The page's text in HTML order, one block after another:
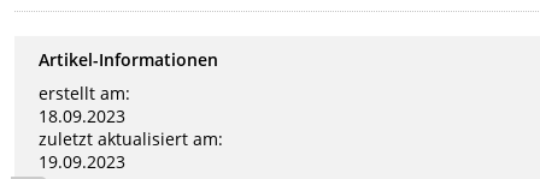
Artikel-Informationen
erstellt am:
18.09.2023
zuletzt aktualisiert am:
19.09.2023